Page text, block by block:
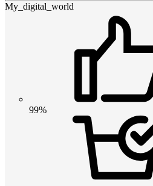
My_digital_world
99%